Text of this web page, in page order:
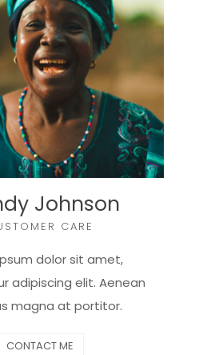
Johnson
CARE
dolor sit amet,
adipiscing elit. Aenean
magna at portitor.
CONTACT ME